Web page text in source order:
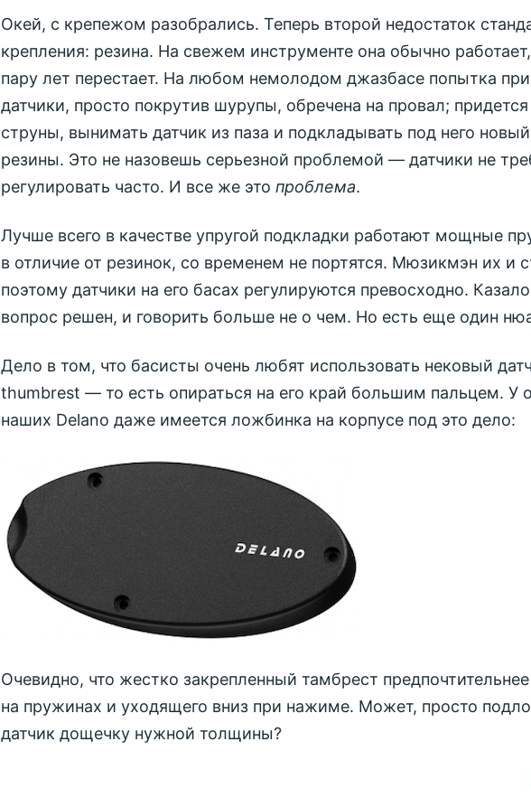
Окей, с крепежом разобрались. Теперь второй недостаток
крепления: резина. На свежем инструменте она обычно
пару лет перестает. На любом немолодом джазбасе попытка
датчики, просто покрутив шурупы, обречена на провал; придется
струны, вынимать датчик из паза и подкладывать под него
резины. Это не назовешь серьезной проблемой — датчики не
регулировать часто. И все же это проблема.
Лучше всего в качестве упругой подкладки работают мощные
в отличие от резинок, со временем не портятся. Мюзикмэн их и
поэтому датчики на его басах регулируются превосходно.
вопрос решен, и говорить больше не о чем. Но есть еще один
Дело в том, что басисты очень любят использовать нековый
thumbrest — то есть опираться на его край большим пальцем. У
наших Delano даже имеется ложбинка на корпусе под это дело:
Очевидно, что жестко закрепленный тамбрест
на пружинах и уходящего вниз при нажиме. Может, просто
датчик дощечку нужной толщины?